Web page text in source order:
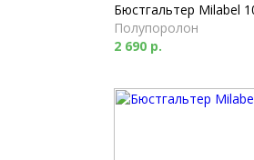
Бюстгальтер Milabel
Полупоролон
2 690 р.